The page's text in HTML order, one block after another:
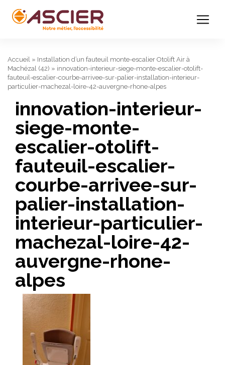
Accueil » Installation d’un fauteuil monte-escalier Otolift Air à
Machézal (42) » innovation-interieur-siege-monte-escalier-otolift-
fauteuil-escalier-courbe-arrivee-sur-palier-installation-interieur-
particulier-machezal-loire-42-auvergne-rhone-alpes
innovation-interieur-
siege-monte-
escalier-otolift-
fauteuil-escalier-
courbe-arrivee-sur-
palier-installation-
interieur-particulier-
machezal-loire-42-
auvergne-rhone-
alpes